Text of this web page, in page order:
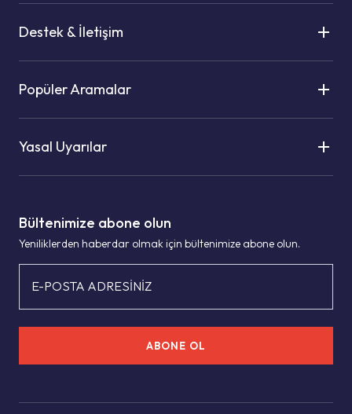
Bültenimize abone olun
Yeniliklerden haberdar olmak için bültenimize abone olun.
E-POSTA ADRESİNİZ
ABONE OL
Destek & İletişim
Popüler Aramalar
Yasal Uyarılar